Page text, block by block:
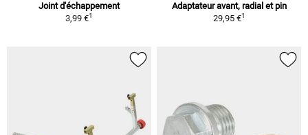
Joint d'échappement
3,99 €1
Adaptateur avant, radial et pin
29,95 €1